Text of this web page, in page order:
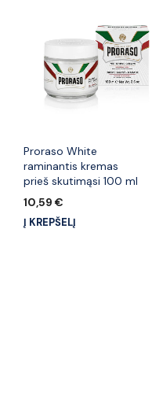
Proraso White
raminantis kremas
prieš skutimąsi 100 ml
10,59 €
Į KREPŠELĮ